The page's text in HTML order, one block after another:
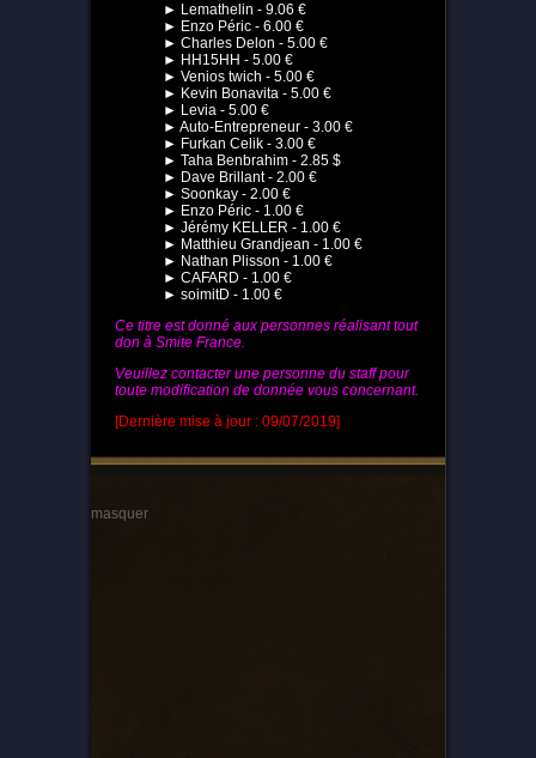
► Lemathelin - 9.06 €
► Enzo Péric - 6.00 €
► Charles Delon - 5.00 €
► HH15HH - 5.00 €
► Venios twich - 5.00 €
► Kevin Bonavita - 5.00 €
► Levia - 5.00 €
► Auto-Entrepreneur - 3.00 €
► Furkan Celik - 3.00 €
► Taha Benbrahim - 2.85 $
► Dave Brillant - 2.00 €
► Soonkay - 2.00 €
► Enzo Péric - 1.00 €
► Jérémy KELLER - 1.00 €
► Matthieu Grandjean - 1.00 €
► Nathan Plisson - 1.00 €
► CAFARD - 1.00 €
► soimitD - 1.00 €
Ce titre est donné aux personnes réalisant tout
don à Smite France.
Veuillez contacter une personne du staff pour
toute modification de donnée vous concernant.
[Dernière mise à jour : 09/07/2019]
masquer